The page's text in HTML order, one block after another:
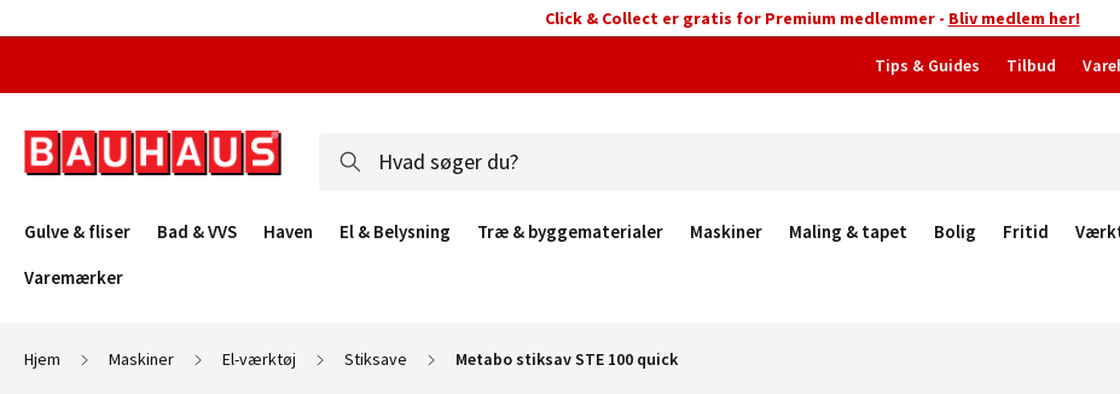
Click & Collect er gratis for Premium medlemmer - Bliv medlem her!
Tips & Guides Tilbud
Gulve & fliser Bad & VVS Haven El & Belysning Træ & byggematerialer Maskiner Maling & tapet Bolig Fritid
Varemærker
Hjem Maskiner El-værktøj Stiksave Metabo stiksav STE 100 quick